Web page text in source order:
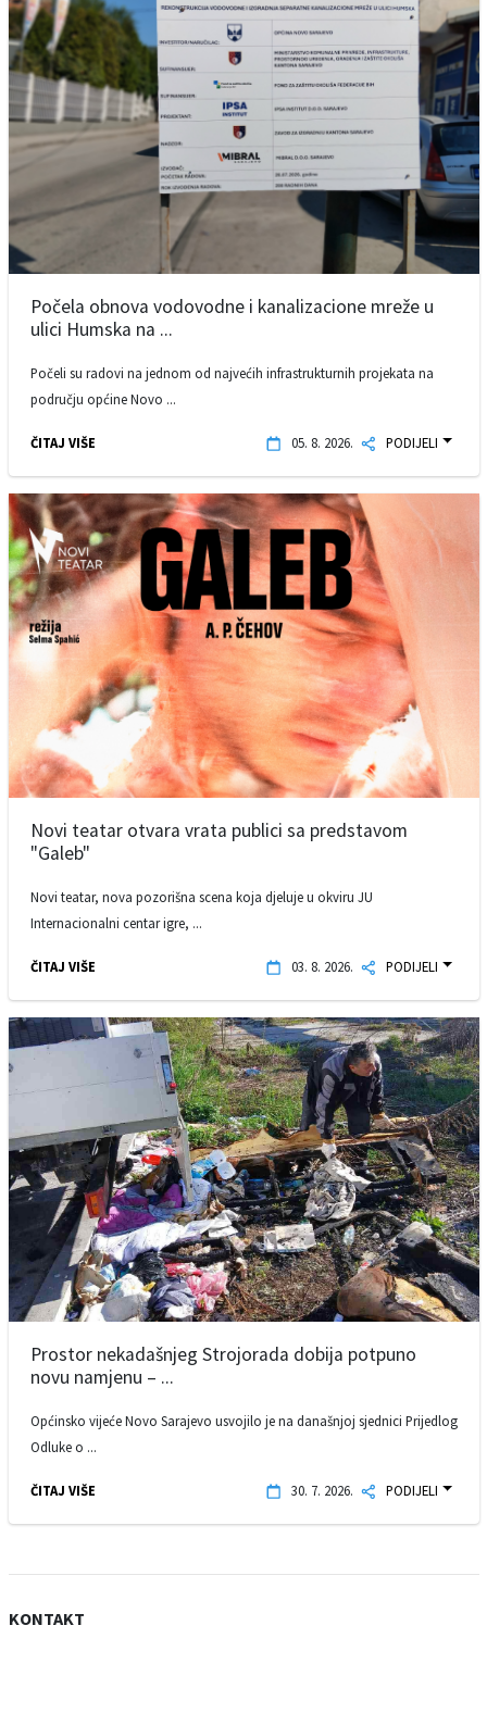
Počela obnova vodovodne i kanalizacione mreže u
ulici Humska na ...
Počeli su radovi na jednom od najvećih infrastrukturnih projekata na
području općine Novo ...
ČITAJ VIŠE 05. 8. 2026. PODIJELI
Novi teatar otvara vrata publici sa predstavom
"Galeb"
Novi teatar, nova pozorišna scena koja djeluje u okviru JU
Internacionalni centar igre, ...
ČITAJ VIŠE 03. 8. 2026. PODIJELI
Prostor nekadašnjeg Strojorada dobija potpuno
novu namjenu – ...
Općinsko vijeće Novo Sarajevo usvojilo je na današnjoj sjednici Prijedlog
Odluke o ...
ČITAJ VIŠE 30. 7. 2026. PODIJELI
KONTAKT